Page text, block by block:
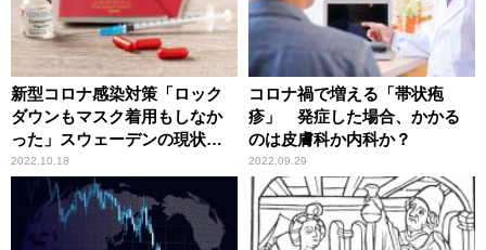
新型コロナ感染対策「ロック
ダウンもマスク着用もしなか
った」スウェーデンの現状
は？
2022.10.18
コロナ禍で増える「帯状疱
疹」 発症した場合、かかる
のは皮膚科か内科か？
2022.09.29